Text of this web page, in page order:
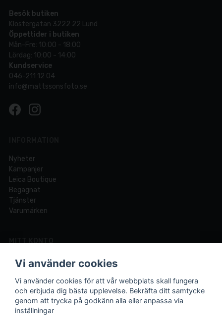
Besök butiken
Klostergatan 3222 22 Lund
Öppettider i butiken
Mån-Fre: 10:00 - 18:00
Lördag: 10:00 - 14:00
Kundservice
046-211 12 04
info@mattssonsfoto.se
Nyheter
Kampanjer
Leica Boutique
Begagnat
Tjänster
Varumärken
MITT KONTO
Logga in
Registrera dig
Glömt lösenord?
Vi använder cookies
Vi använder cookies för att vår webbplats skall fungera
och erbjuda dig bästa upplevelse. Bekräfta ditt samtycke
genom att trycka på godkänn alla eller anpassa via
inställningar